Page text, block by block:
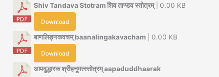
Shiv Tandava Stotram शिव ताण्डव स्तोत्रम्| 0.00 KB
Download
बाणलिङ्गकवचम् baanalingakavacham | 0.00 KB
Download
आपदुद्धारक श्रीहनूमत्स्तोत्रम् aapaduddhaarak